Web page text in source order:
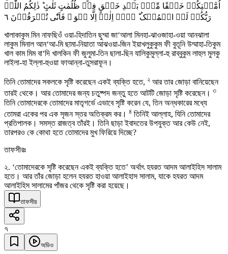
اُمَّہٰتِکُمۡ خَلۡقًا مِّنۡۢ بَعۡدِ خَلۡقٍ فِیۡ ظُلُمٰتٍ ثَلٰثٍ ؕ ذٰلِکُمُ اللّٰہُ
رَبُّکُمۡ لَہُ الۡمُلۡکُ ؕ لَاۤ اِلٰہَ اِلَّا ہُوَ ۚ فَاَنّٰی تُصۡرَفُوۡنَ ٦
খালাকাকুম মিন নাফছিওঁ ওয়া-হিদাতিন ছুম্মা জা‘আলা মিনহা-ঝাওজাহা-ওয়া আনঝালা
লাকুম মিনাল আন‘আ-মি ছামা-নিয়াতা আঝওয়া-জিন ইয়াখলুকুকুম ফী বুতূনি উম্মাহা-তিকুম
খাল কাম মিম বা‘দি খালকিন ফী জুলুমা-তিন ছালা-ছিন যালিকুমুল্লা-হু রাব্বুকুম লাহুল মুলকু
লাইলা-হা ইল্লা-হুওয়া ফাআন্না-তুসরাফূন।
তিনি তোমাদের সকলকে সৃষ্টি করেছেন একই ব্যক্তি হতে, ২ আর তার জোড়া বানিয়েছেন
তারই থেকে। আর তোমাদের জন্য চতুষ্পদ জন্তু হতে আটটি জোড়া সৃষ্টি করেছেন। ৩
তিনি তোমাদেরকে তোমাদের মাতৃগর্ভে এভাবে সৃষ্টি করেন যে, তিন অন্ধকারের মধ্যে
তোমরা একের পর এক সৃজন স্তর অতিক্রম কর। ৪ তিনিই আল্লাহ, যিনি তোমাদের
প্রতিপালক। সমস্ত রাজত্ব তাঁরই। তিনি ছাড়া ইবাদতের উপযুক্ত আর কেউ নেই,
তারপরও কে কোথা হতে তোমাদের মুখ ফিরিয়ে দিচ্ছে?
তাফসীরঃ
২. ‘তোমাদেরকে সৃষ্টি করেছেন একই ব্যক্তি হতে’ অর্থাৎ হযরত আদম আলাইহিস সালাম
হতে। আর তাঁর জোড়া হলেন হযরত হাওয়া আলাইহাস সালাম, যাকে হযরত আদম
আলাইহিস সালামের পাঁজর থেকে সৃষ্টি করা হয়েছে।
তাফসীর
৭
অডিও